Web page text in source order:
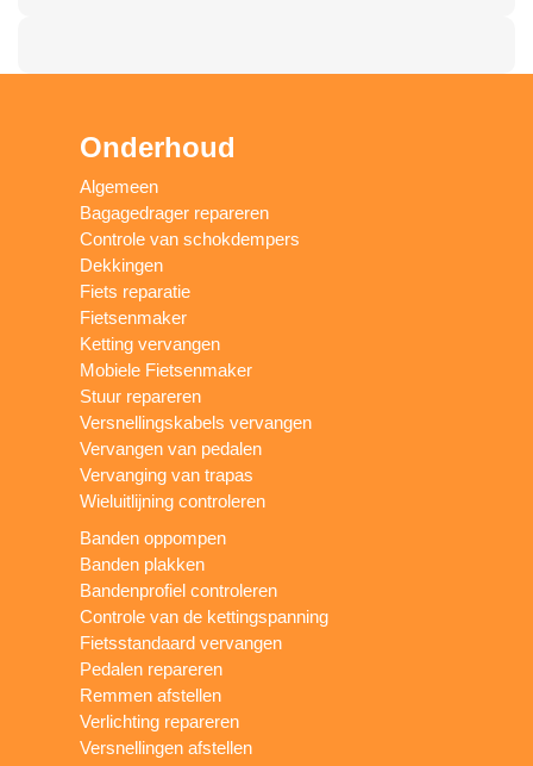
Onderhoud
Algemeen
Bagagedrager repareren
Controle van schokdempers
Dekkingen
Fiets reparatie
Fietsenmaker
Ketting vervangen
Mobiele Fietsenmaker
Stuur repareren
Versnellingskabels vervangen
Vervangen van pedalen
Vervanging van trapas
Wieluitlijning controleren
Banden oppompen
Banden plakken
Bandenprofiel controleren
Controle van de kettingspanning
Fietsstandaard vervangen
Pedalen repareren
Remmen afstellen
Verlichting repareren
Versnellingen afstellen